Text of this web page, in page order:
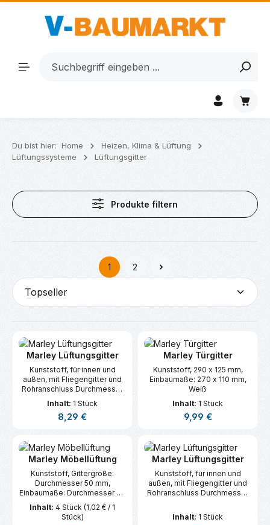
Zum Hauptinhalt springen
Du bist hier: Home
Heizen, Klima & Lüftung
Lüftungssysteme
Lüftungsgitter
Produkte filtern
Seite
1
Seite
2
Marley Lüftungsgitter
Kunststoff, für innen und
außen, mit Fliegengitter und
Rohranschluss Durchmesser
125 mm, Durchmesser 160
mm, Weiß
Inhalt: 1 Stück
Regulärer Preis:
8,29 €
Marley Türgitter
Kunststoff, 290 x 125 mm,
Einbaumaße: 270 x 110 mm,
Weiß
Inhalt: 1 Stück
Regulärer Preis:
9,99 €
Marley Möbellüftung
Kunststoff, Gittergröße:
Durchmesser 50 mm,
Einbaumaße: Durchmesser 45
mm, Weiß, 4 Stück
Inhalt: 4 Stück (1,02 € / 1
Stück)
Marley Lüftungsgitter
Kunststoff, für innen und
außen, mit Fliegengitter und
Rohranschluss Durchmesser
mm, Weiß
Inhalt: 1 Stück